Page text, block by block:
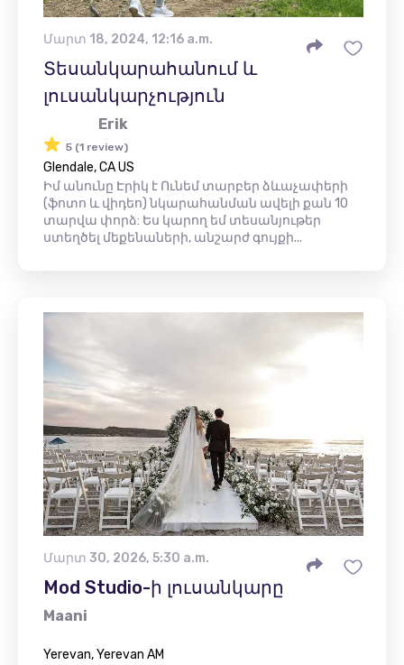
Մարտ 18, 2024, 12:16 a.m.
Տեսանկարահանում և
լուսանկարչություն
Erik
5 (1 review)
Glendale, CA US
Իմ անունը Էրիկ է Ունեմ տարբեր ձևաչափերի
(ֆոտո և վիդեո) նկարահանման ավելի քան 10
տարվա փորձ: Ես կարող եմ տեսանյութեր
ստեղծել մեքենաների, անշարժ գույքի...
Մարտ 30, 2026, 5:30 a.m.
Mod Studio-ի լուսանկարը
Maani
Yerevan, Yerevan AM